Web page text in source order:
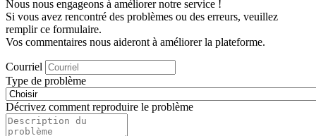
Nous nous engageons à améliorer notre service !
Si vous avez rencontré des problèmes ou des erreurs, veuillez
remplir ce formulaire.
Vos commentaires nous aideront à améliorer la plateforme.
Courriel
Type de problème
Décrivez comment reproduire le problème